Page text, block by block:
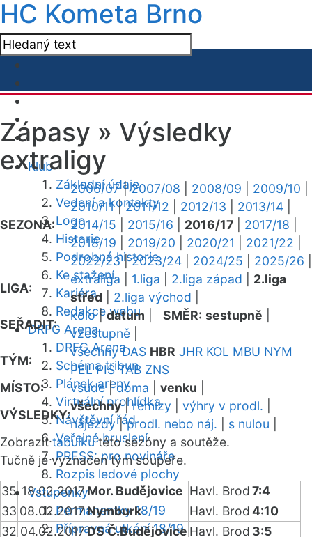
HC Kometa Brno
Klub
Základní údaje
Vedení a kontakty
Logo
Historie
Podrobná historie
Ke stažení
Kariéra
Redakce webu
DRFG Arena
DRFG Arena
Schéma tribun
Plánek areny
Virtuální prohlídka
Návštěvní řád
Veřejné bruslení
PRESS: pro novináře
Rozpis ledové plochy
Vstupenky
Permanentky 18/19
Přípravná utkání 18/19
Zápasy » Výsledky
extraligy
SEZONA:
2006/07|2007/08 2008/09 2009/10
2010/11|2011/12 2012/13 2013/14
2014/15
2015/16 2016/17 2017/18
2018/19
2019/20 2020/21 2021/22
2022/23|2023/24 2024/25 2025/26
LIGA:
extraliga 1.liga 2.liga západ
2.liga
střed
2.liga východ
SEŘADIT:
kolo|datum SMĚR: sestupně
vzestupně
TÝM:
všechny DAS HBR JHR KOL MBU NYM
PEL PIS TAB ZNS
MÍSTO:
všude|doma venku
VÝSLEDKY:
všechny|remízy výhry v prodl.
nájezdy|prodl. nebo náj. s nulou
Zobrazittabulkutéto sezóny a soutěže.
Tučně je vyznačen tým soupeře.
35 18.02.2017Mor. Budějovice Havl. Brod7:4
33 08.02.2017Nymburk Havl. Brod4:10
32 04.02.2017DS Č.Budějovice Havl. Brod 3:5